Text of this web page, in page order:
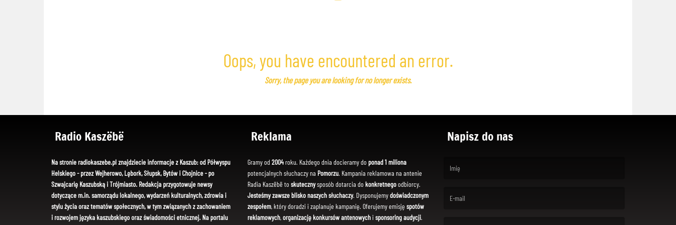
Oops, you have encountered an error.
Sorry, the page you are looking for no longer exists.
Radio Kaszëbë
Na stronie radiokaszebe.pl znajdziecie informacje z Kaszub: od Półwyspu
Helskiego - przez Wejherowo, Lębork, Słupsk, Bytów i Chojnice - po
Szwajcarię Kaszubską i Trójmiasto. Redakcja przygotowuje newsy
dotyczące m.in. samorządu lokalnego, wydarzeń kulturalnych, zdrowia i
stylu życia oraz tematów społecznych, w tym związanych z zachowaniem
i rozwojem języka kaszubskiego oraz świadomości etnicznej. Na portalu
Reklama
Gramy od 2004roku. Każdego dnia docieramy do ponad 1 miliona
potencjalnych słuchaczy na Pomorzu. Kampania reklamowa na antenie
Radia Kaszëbë toskutecznysposób dotarcia dokonkretnegoodbiorcy.
Jesteśmy zawsze blisko naszych słuchaczy. Dysponujemydoświadczonym
zespołem, który doradzi i zaplanuje kampanię. Oferujemy emisję spotów
reklamowych,organizację konkursów antenowychi sponsoring audycji.
Napisz do nas